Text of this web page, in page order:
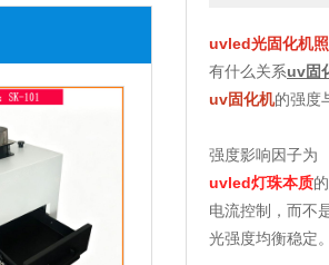
uvled光固化机
有什么关系uv固
uv固化机的强度
强度影响因子为
uvled灯珠本质
电流控制，而不
光强度均衡稳定。